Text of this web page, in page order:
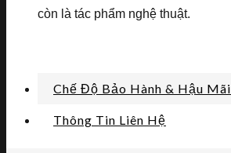
còn là tác phẩm nghệ thuật.
Chế Độ Bảo Hành & Hậu Mãi
Thông Tin Liên Hệ